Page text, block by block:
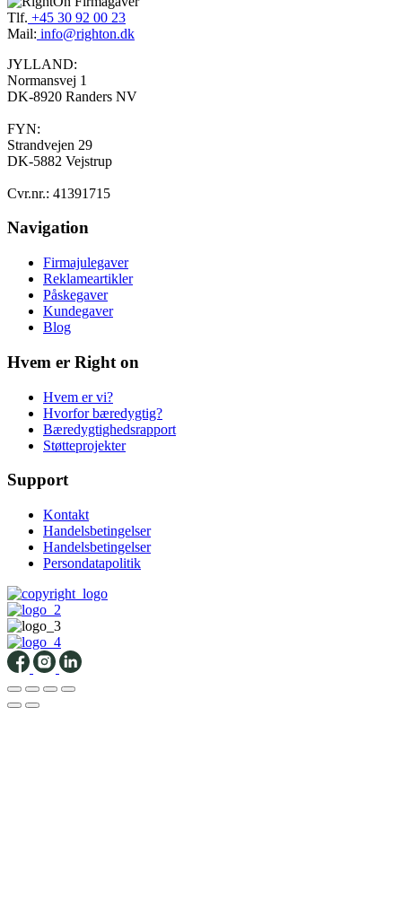
Tlf. +45 30 92 00 23
Mail: info@righton.dk
JYLLAND:
Normansvej 1
DK-8920 Randers NV
FYN:
Strandvejen 29
DK-5882 Vejstrup
Cvr.nr.: 41391715
Navigation
Firmajulegaver
Reklameartikler
Påskegaver
Kundegaver
Blog
Hvem er Right on
Hvem er vi?
Hvorfor bæredygtig?
Bæredygtighedsrapport
Støtteprojekter
Support
Kontakt
Handelsbetingelser
Handelsbetingelser
Persondatapolitik